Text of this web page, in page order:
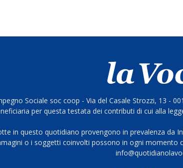
Sociale soc coop - Via del Casale Strozzi, 13 -
per questa testata dei contributi di cui alla
in questo quotidiano provengono in prevalenza da
o i soggetti coinvolti possono in ogni momento